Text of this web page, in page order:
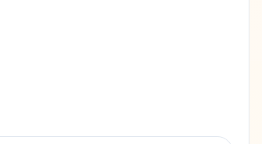
4.0 (20 نظر از Google)